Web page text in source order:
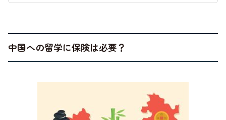
中国への留学に保険は必要？